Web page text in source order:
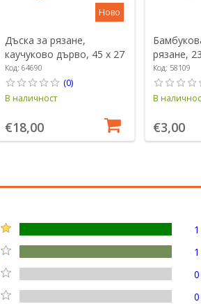
Ново
Дъска за рязане,
каучуково дърво, 45 x 27
см, дебелина 2,5 см -
Kesper
Код: 64690
(0)
В наличност
€18,00
рязане,
дебелина
Код: 58109
В
€3,00
1
1
0
0